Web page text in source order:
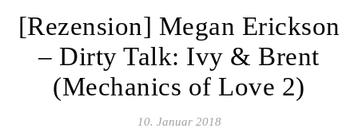
[Rezension] Megan Erickson
– Dirty Talk: Ivy & Brent
(Mechanics of Love 2)
10. Januar 2018